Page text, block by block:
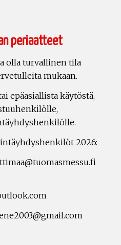
periaatteet
olla turvallinen tila
mukaan.
epäasiallista käytöstä,
2026: